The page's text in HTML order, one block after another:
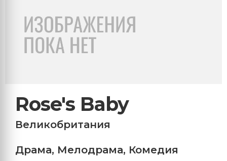
Rose's Baby
Великобритания
Драма, Мелодрама, Комедия